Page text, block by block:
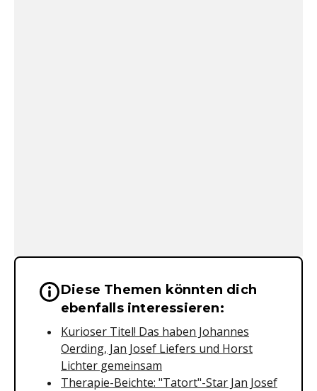
Wichtige Hinweise &
Diese Themen könnten dich
ebenfalls interessieren:
Kurioser Titel! Das haben Johannes
Oerding, Jan Josef Liefers und Horst
Lichter gemeinsam
Therapie-Beichte: "Tatort"-Star Jan Josef